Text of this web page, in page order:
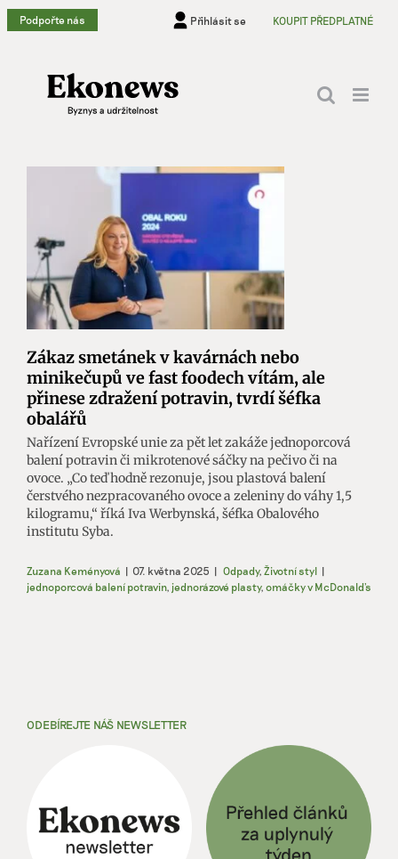
Přeskočit
na
Podpořte nás Přihlásit se KOUPIT PŘEDPLATNÉ
Zákaz smetánek v kavárnách nebo
minikečupů ve fast foodech vítám, ale
přinese zdražení potravin, tvrdí šéfka
obalářů
Nařízení Evropské unie za pět let zakáže jednoporcová
balení potravin či mikrotenové sáčky na pečivo či na
ovoce. „Co teď hodně rezonuje, jsou plastová balení
čerstvého nezpracovaného ovoce a zeleniny do váhy 1,5
kilogramu,“ říká Iva Werbynská, šéfka Obalového
institutu Syba.
Zuzana Keményová | 07. května 2025 | Odpady, Životní styl |
jednoporcová balení potravin, jednorázové plasty, omáčky v McDonald's
ODEBÍREJTE NÁŠ NEWSLETTER